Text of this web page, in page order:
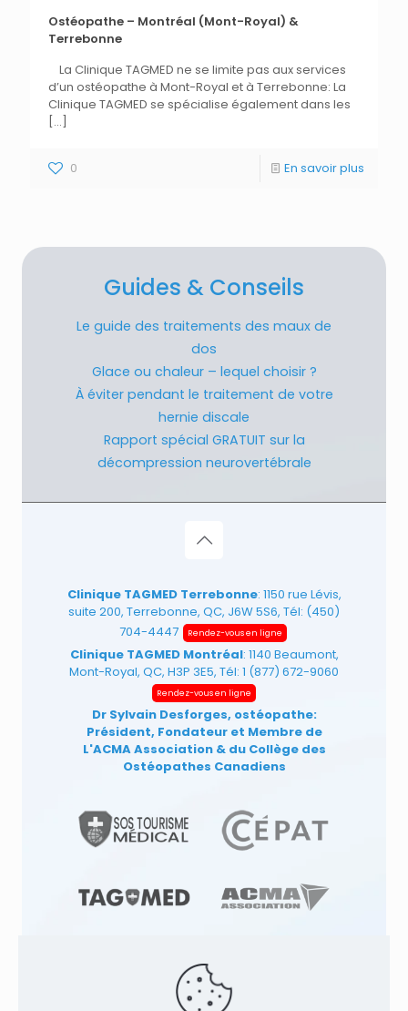
Ostéopathe – Montréal (Mont-Royal) &
Terrebonne
La Clinique TAGMED ne se limite pas aux services
d’un ostéopathe à Mont-Royal et à Terrebonne: La
Clinique TAGMED se spécialise également dans les
[…]
0 En savoir plus
Guides & Conseils
Le guide des traitements des maux de
dos
Glace ou chaleur – lequel choisir ?
À éviter pendant le traitement de votre
hernie discale
Rapport spécial GRATUIT sur la
décompression neurovertébrale
Clinique TAGMED Terrebonne: 1150 rue Lévis,
suite 200, Terrebonne, QC, J6W 5S6, Tél: (450)
704-4447
Rendez-vous en ligne
Clinique TAGMED Montréal: 1140 Beaumont,
Mont-Royal, QC, H3P 3E5, Tél: 1 (877) 672-9060
Rendez-vous en ligne
Dr Sylvain Desforges, ostéopathe:
Président, Fondateur et Membre de
L'ACMA Association & du Collège des
Ostéopathes Canadiens